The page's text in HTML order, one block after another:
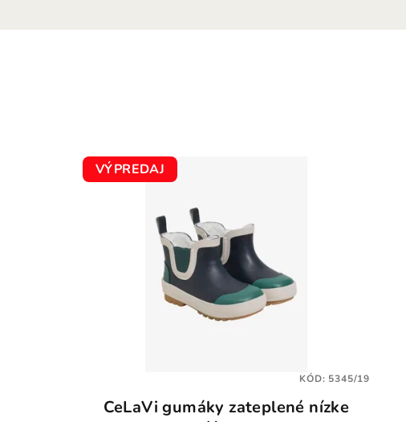
VÝPREDAJ
CeLaVi gumáky zateplené nízke
KÓD: 5345/19